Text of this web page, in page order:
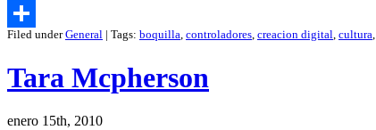
Email
Compartir
Filed underGeneral | Tags: boquilla, controladores, creacion digital, cultura,
Tara Mcpherson
enero 15th, 2010